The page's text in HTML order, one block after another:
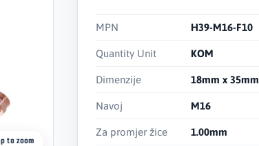
to zoom
MPN H39-M16-F10
Quantity Unit KOM
Dimenzije 18mm x 35mm
Navoj M16
Za promjer žice 1.00mm